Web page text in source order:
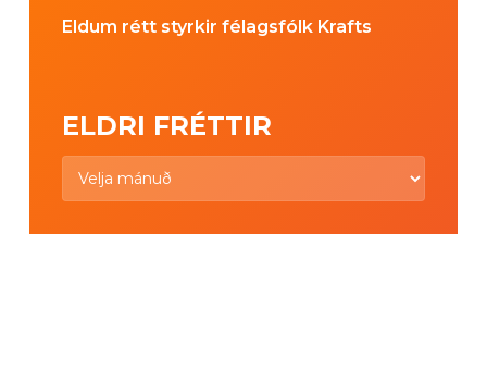
Eldum rétt styrkir félagsfólk Krafts
ELDRI FRÉTTIR
Eldri
fréttir